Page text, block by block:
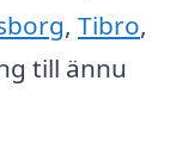
, Tibro,
till ännu